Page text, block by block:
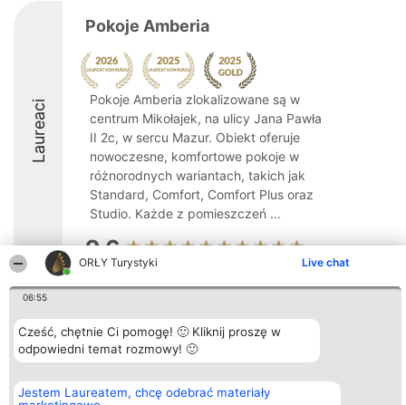
ORŁY Turystyki Live chat
06:55
Cześć, chętnie Ci pomogę! 🙂 Kliknij proszę w
odpowiedni temat rozmowy! 🙂
Jestem Laureatem, chcę odebrać materiały
Laureaci
Pokoje Amberia
Pokoje Amberia zlokalizowane są w
centrum Mikołajek, na ulicy Jana Pawła
II 2c, w sercu Mazur. Obiekt oferuje
nowoczesne, komfortowe pokoje w
różnorodnych wariantach, takich jak
Standard, Comfort, Comfort Plus oraz
Studio. Każde z pomieszczeń ...
9.6
Bright Side Solutions sp. z o.
o. sp. k.
ul. Ruska 22
Wrocław 50-079
381313360 | NIP 8943132676
Laureaci
Lista
wszystkich
Laureatów
Regulamin